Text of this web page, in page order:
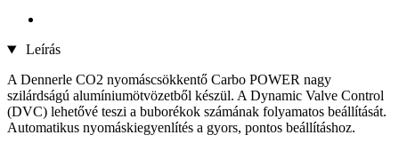
Leírás
A Dennerle CO2 nyomáscsökkentő Carbo POWER nagy
szilárdságú alumíniumötvözetből készül. A Dynamic Valve Control
(DVC) lehetővé teszi a buborékok számának folyamatos beállítását.
Automatikus nyomáskiegyenlítés a gyors, pontos beállításhoz.